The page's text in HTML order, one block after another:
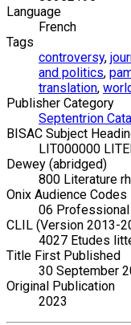
Language
French
Tags
controversy,
and politics,
translation,
Publisher Category
Septentrion
BISAC Subject
LIT000000
Dewey (abridged)
800 Literature
Onix Audience Codes
06
CLIL (Version 2013-
4027 Etudes
Title First Published
30 September
Original Publication
2023